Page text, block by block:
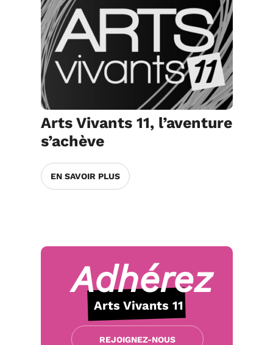
Arts Vivants 11, l’aventure
s’achève
EN SAVOIR PLUS
Adhérez
Arts Vivants 11
REJOIGNEZ-NOUS